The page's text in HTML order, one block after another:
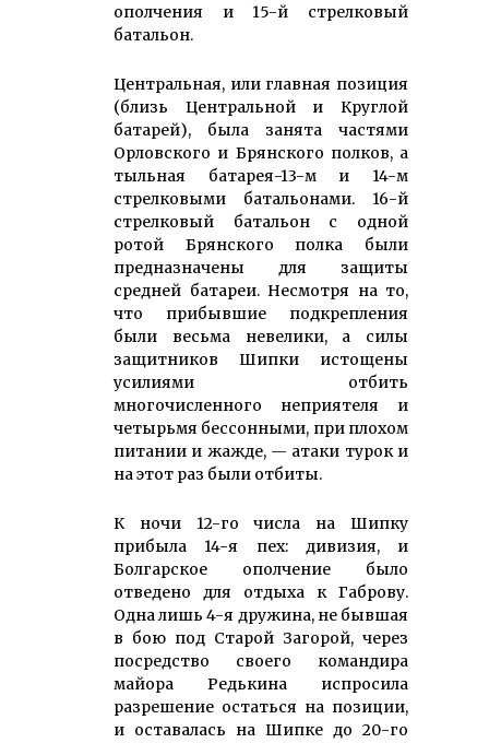
ополчения и 15-й стрелковый
батальон.
Центральная, или главная позиция
(близь Центральной и Круглой
батарей), была занята частями
Орловского и Брянского полков, а
тыльная батарея-13-м и 14-м
стрелковыми батальонами. 16-й
стрелковый батальон с одной
ротой Брянского полка были
предназначены для защиты
средней батареи. Несмотря на то,
что прибывшие подкрепления
были весьма невелики, а силы
защитников Шипки истощены
усилиями отбить
многочисленного неприятеля и
четырьмя бессонными, при плохом
питании и жажде, — атаки турок и
на этот раз были отбиты.
К ночи 12-го числа на Шипку
прибыла 14-я пех: дивизия, и
Болгарское ополчение было
отведено для отдыха к Габрову.
Одна лишь 4-я дружина, не бывшая
в бою под Старой Загорой, через
посредство своего командира
майора Редькина испросила
разрешение остаться на позиции,
и оставалась на Шипке до 20-го